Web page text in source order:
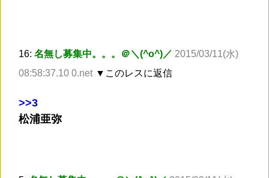
16: 名無し募集中。。。＠＼(^o^)／ 2015/03/11(水)
08:58:37.10 0.net ▼このレスに返信
>>3
松浦亜弥